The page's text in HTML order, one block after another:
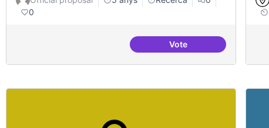
0
VoteXarxa internacional